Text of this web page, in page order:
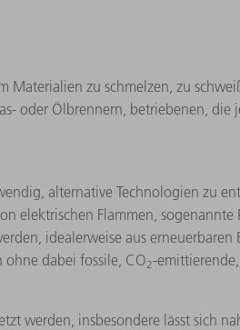
Materialien zu schmelzen, zu
oder Ölbrennern, betriebenen, die
alternative Technologien zu
elektrischen Flammen, sogenannte
idealerweise aus
ohne dabei fossile, CO2-
werden, insbesondere lässt sich